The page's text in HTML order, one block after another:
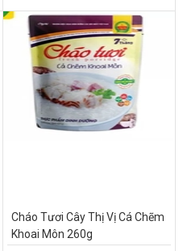
Cháo Tươi Cây Thị Vị Cá Chẽm
Khoai Môn 260g